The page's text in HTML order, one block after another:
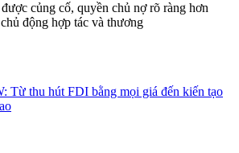
củng cố, quyền chủ nợ rõ ràng hơn
động hợp tác và thương
Từ thu hút FDI bằng mọi giá đến kiến tạo